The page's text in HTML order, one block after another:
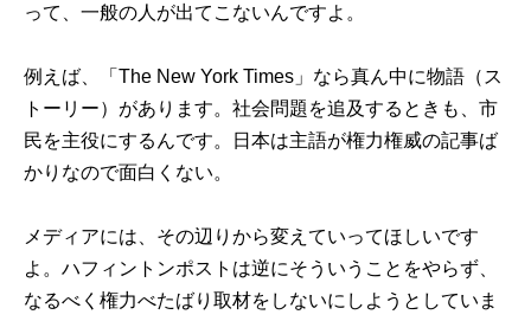
って、一般の人が出てこないんですよ。
例えば、「The New York Times」なら真ん中に物語（ス
トーリー）があります。社会問題を追及するときも、市
民を主役にするんです。日本は主語が権力権威の記事ば
かりなので面白くない。
メディアには、その辺りから変えていってほしいです
よ。ハフィントンポストは逆にそういうことをやらず、
なるべく権力べたばり取材をしないにしようとしていま